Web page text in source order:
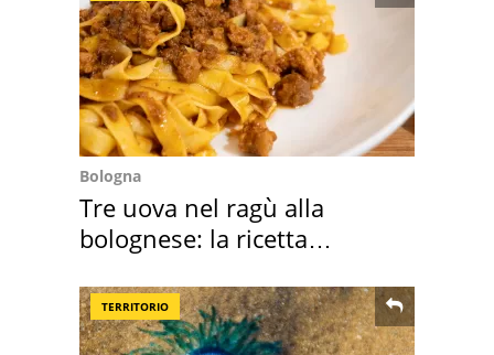
Bologna
Tre uova nel ragù alla
bolognese: la ricetta
TERRITORIO